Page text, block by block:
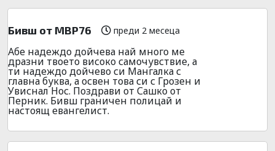
Бивш от МВР76 преди 2 месеца
Абе надеждо дойчева най много ме
дразни твоето високо самочувствие, а
ти надеждо дойчево си Мангалка с
главна буква, а освен това си с Грозен и
Увиснал Нос. Поздрави от Сашко от
Перник. Бивш граничен полицай и
настоящ евангелист.